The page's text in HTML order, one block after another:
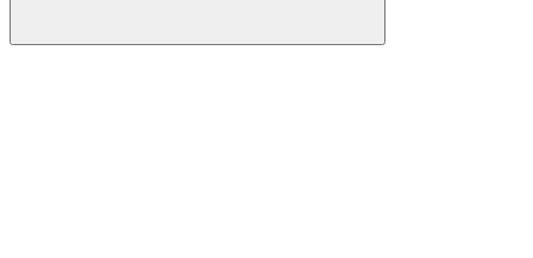
Buscar